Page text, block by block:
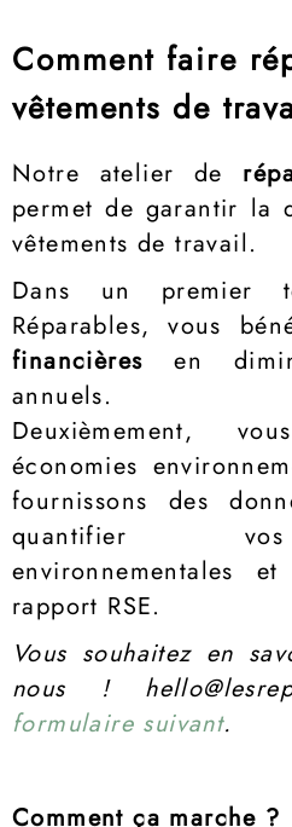
Comment faire
vêtements de
Notre atelier de
permet de garantir la
vêtements de travail.
Dans un premier
Réparables, vous
financières en
annuels.
Deuxièmement,
économies
fournissons des
quantifier
environnementales
rapport RSE.
Vous souhaitez en
nous !
formulaire suivant.
Comment ça marche ?